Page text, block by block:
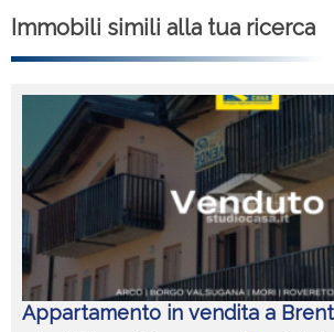
Immobili simili alla tua ricerca
Appartamento in vendita a